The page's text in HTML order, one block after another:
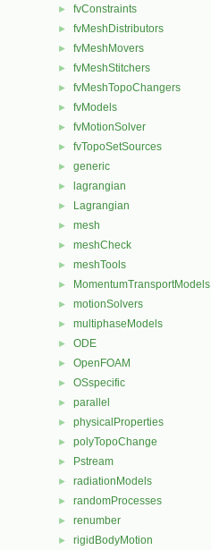
► fvConstraints
► fvMeshDistributors
► fvMeshMovers
► fvMeshStitchers
► fvMeshTopoChangers
► fvModels
► fvMotionSolver
► fvTopoSetSources
► generic
► lagrangian
► Lagrangian
► mesh
► meshCheck
► meshTools
► MomentumTransportModels
► motionSolvers
► multiphaseModels
► ODE
► OpenFOAM
► OSspecific
► parallel
► physicalProperties
► polyTopoChange
► Pstream
► radiationModels
► randomProcesses
► renumber
► rigidBodyMotion